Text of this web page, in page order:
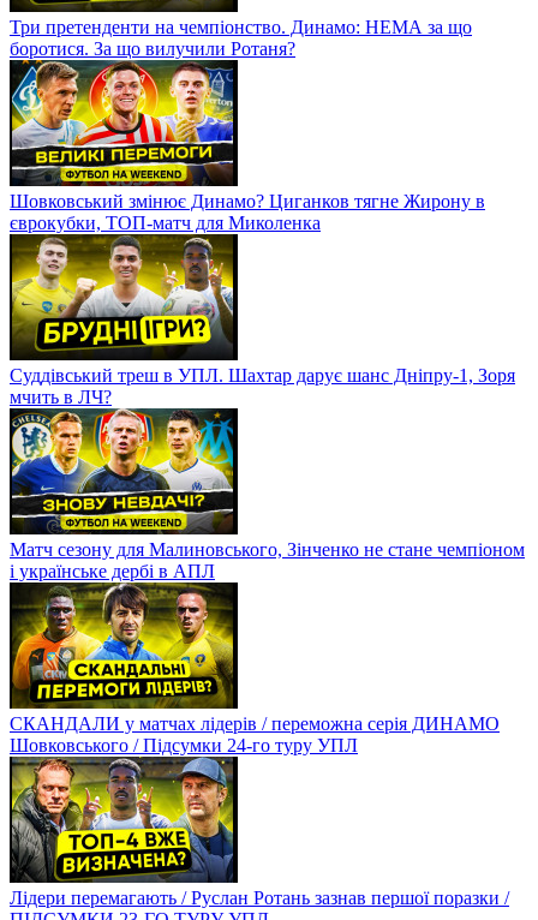
Три претенденти на чемпіонство. Динамо: НЕМА за що
боротися. За що вилучили Ротаня?
Шовковський змінює Динамо? Циганков тягне Жирону в
єврокубки, ТОП-матч для Миколенка
Суддівський треш в УПЛ. Шахтар дарує шанс Дніпру-1, Зоря
мчить в ЛЧ?
Матч сезону для Малиновського, Зінченко не стане чемпіоном
і українське дербі в АПЛ
СКАНДАЛИ у матчах лідерів / переможна серія ДИНАМО
Шовковського / Підсумки 24-го туру УПЛ
Лідери перемагають / Руслан Ротань зазнав першої поразки /